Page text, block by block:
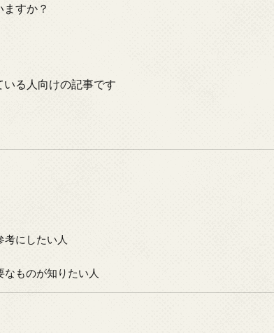
すか？
る人向けの記事です
にしたい人
ものが知りたい人